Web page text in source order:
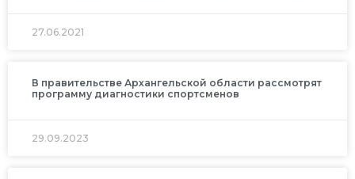
27.06.2021
В правительстве Архангельской области рассмотрят
программу диагностики спортсменов
29.09.2023